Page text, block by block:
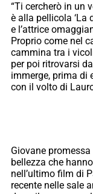
“Ti cercherò in un
è alla pellicola ‘La
e l’attrice
Proprio come nel
cammina tra i
per poi ritrovarsi
immerge, prima di
con il volto di
Giovane
bellezza che
nell’ultimo film di
recente nelle sale